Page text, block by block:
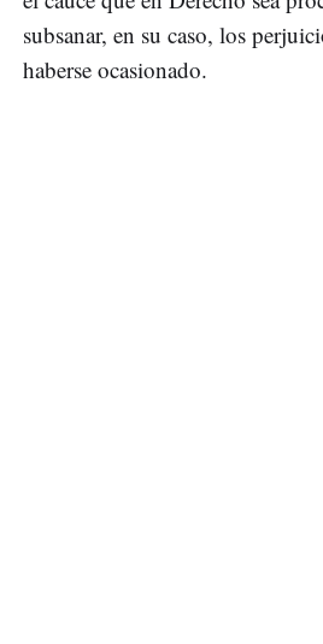
subsanar, en su caso, los
haberse ocasionado.